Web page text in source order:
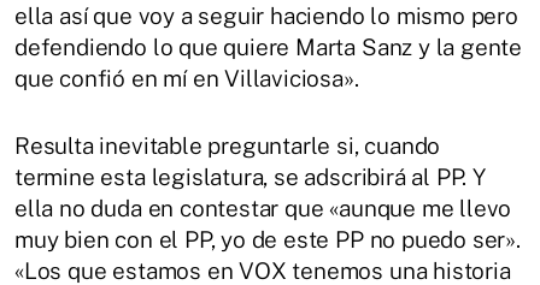
ella así que voy a seguir haciendo lo mismo pero
defendiendo lo que quiere Marta Sanz y la gente
que confió en mí en Villaviciosa».
Resulta inevitable preguntarle si, cuando
termine esta legislatura, se adscribirá al PP. Y
ella no duda en contestar que «aunque me llevo
muy bien con el PP, yo de este PP no puedo ser».
«Los que estamos en VOX tenemos una historia